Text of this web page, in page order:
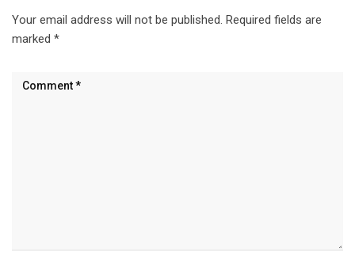
Your email address will not be published. Required fields are
marked *